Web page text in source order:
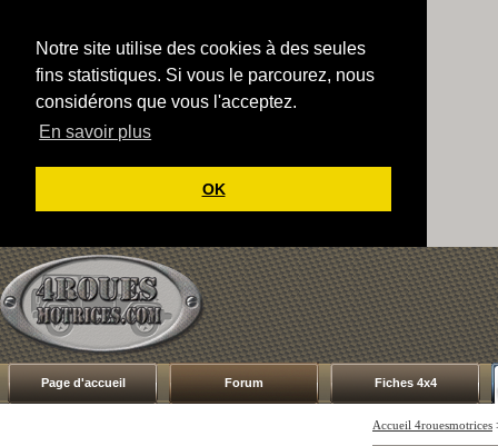
Notre site utilise des cookies à des seules
fins statistiques. Si vous le parcourez, nous
considérons que vous l'acceptez.
En savoir plus
OK
Page d'accueil Forum Fiches 4x4
Accueil 4rouesmotrices